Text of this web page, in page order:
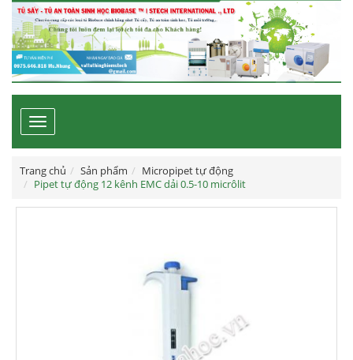
Toggle
navigation
Trang chủ Sản phẩm
Micropipet tự động
Pipet tự động 12 kênh EMC dải 0.5-10 micrôlit